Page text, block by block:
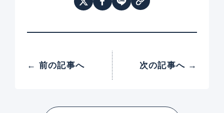
← 前の記事へ 次の記事へ →